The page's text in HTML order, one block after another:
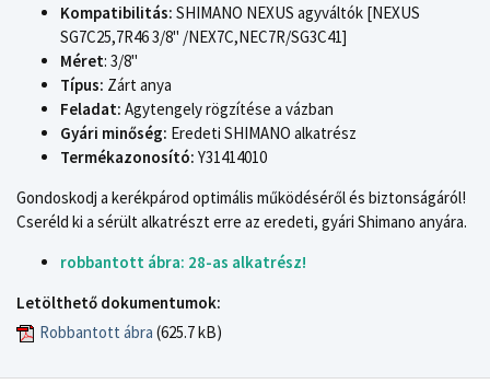
Kompatibilitás: SHIMANO NEXUS agyváltók [NEXUS
SG7C25,7R46 3/8" /NEX7C,NEC7R/SG3C41]
Méret: 3/8"
Típus: Zárt anya
Feladat: Agytengely rögzítése a vázban
Gyári minőség: Eredeti SHIMANO alkatrész
Termékazonosító: Y31414010
Gondoskodj a kerékpárod optimális működéséről és biztonságáról!
Cseréld ki a sérült alkatrészt erre az eredeti, gyári Shimano anyára.
robbantott ábra: 28-as alkatrész!
Letölthető dokumentumok:
Robbantott ábra (625.7 kB)